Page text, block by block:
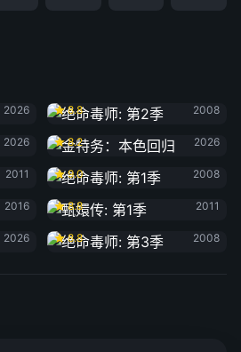
2026
8.8
2008
2026
金特务：本色回归
8.2
2026
2011
绝命毒师: 第1季
9.0
2008
2016
甄嬛传: 第1季
8.8
2011
2026
绝命毒师: 第3季
8.8
2008